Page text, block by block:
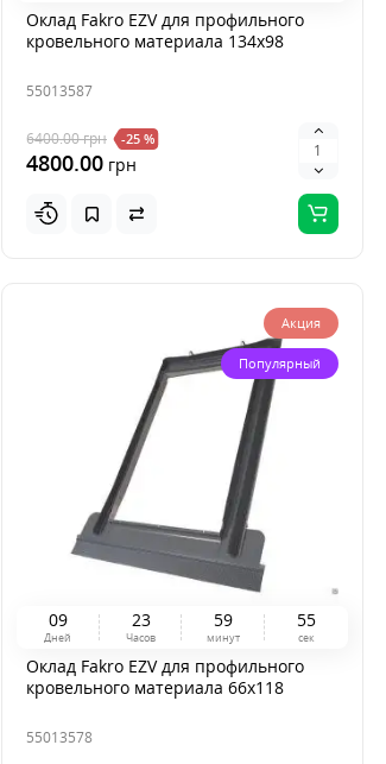
Оклад Fakro EZV для профильного
кровельного материала 134x98
55013587
6400.00грн -25 %
4800.00 грн
Акция
Популярный
09
Дней
23
Часов
59
минут
54
сек
Оклад Fakro EZV для профильного
кровельного материала 66x118
55013578